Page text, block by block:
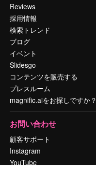
Reviews
採用情報
検索トレンド
ブログ
イベント
Slidesgo
コンテンツを販売する
プレスルーム
magnific.aiをお探しですか？
お問い合わせ
顧客サポート
Instagram
YouTube